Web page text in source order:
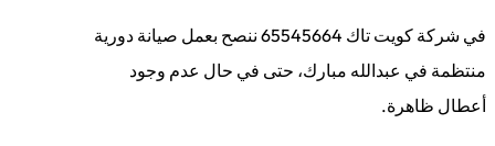
في شركة كويت تاك 65545664 ننصح بعمل صيانة دورية
منتظمة في عبدالله مبارك، حتى في حال عدم وجود
أعطال ظاهرة.